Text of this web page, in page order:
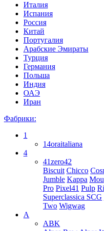
Италия
Испания
Россия
Китай
Португалия
Арабские Эмираты
Турция
Германия
Польша
Индия
ОАЭ
Иран
Фабрики:
1
14oraitaliana
4
41zero42
Biscuit Chicco
Jumble Kappa Mou
Pro Pixel41 Pulp
Superclassica SCG
Two Wigwag
A
ABK